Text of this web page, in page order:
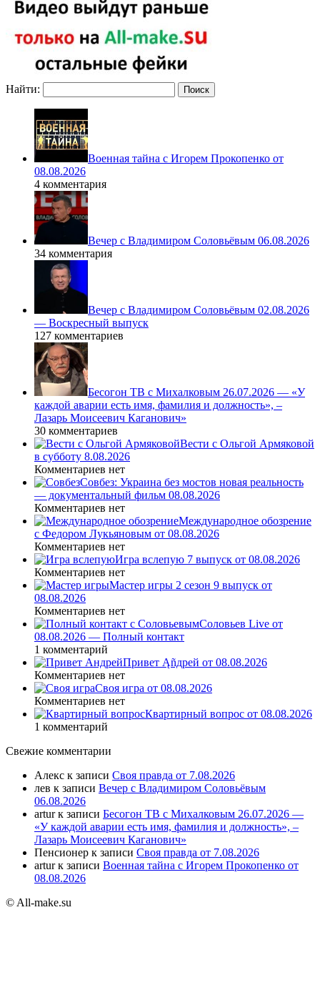
Найти:
Военная тайна с Игорем Прокопенко от
08.08.2026
4 комментария
Вечер с Владимиром Соловьёвым 06.08.2026
34 комментария
Вечер с Владимиром Соловьёвым 02.08.2026
— Воскресный выпуск
127 комментариев
Бесогон ТВ с Михалковым 26.07.2026 — «У
каждой аварии есть имя, фамилия и должность», –
Лазарь Моисеевич Каганович»
30 комментариев
Вести с Ольгой Армяковой
в субботу 8.08.2026
Комментариев нет
Совбез: Украина без мостов новая реальность
— документальный фильм 08.08.2026
Комментариев нет
Международное обозрение
с Федором Лукьяновым от 08.08.2026
Комментариев нет
Игра вслепую 7 выпуск от 08.08.2026
Комментариев нет
Мастер игры 2 сезон 9 выпуск от
08.08.2026
Комментариев нет
Соловьев Live от
08.08.2026 — Полный контакт
1 комментарий
Привет Ąñдpей от 08.08.2026
Комментариев нет
Своя игра от 08.08.2026
Комментариев нет
Квартирный вопрос от 08.08.2026
1 комментарий
Свежие комментарии
Алекс к записи Своя правда от 7.08.2026
лев к записи Вечер с Владимиром Соловьёвым
06.08.2026
arturк записи Бесогон ТВ с Михалковым 26.07.2026 —
«У каждой аварии есть имя, фамилия и должность», –
Лазарь Моисеевич Каганович»
Пенсионер к записи Своя правда от 7.08.2026
arturк записи Военная тайна с Игорем Прокопенко от
08.08.2026
© All-make.su